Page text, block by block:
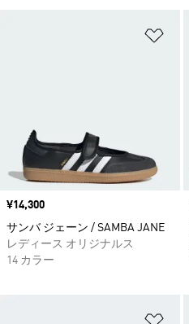
価格
¥14,300
サンバ ジェーン / SAMBA JANE
レディース オリジナルス
14 カラー